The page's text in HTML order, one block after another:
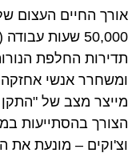
50,000 שעות
תדירות החלפת
ומשחרר אנשי אחזקה
מייצר מצב של
הצורך בהסתייעות
וצ'וקים – מונעת את